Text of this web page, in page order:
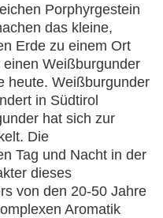
Porphyrgestein
das kleine,
Erde zu einem Ort
Weißburgunder
heute. Weißburgunder
in Südtirol
hat sich zur
Die
Tag und Nacht in der
dieses
von den 20-50 Jahre
Aromatik